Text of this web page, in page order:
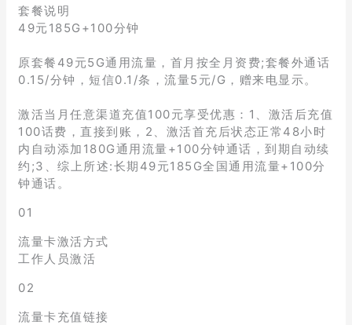
套餐说明
49元185G+100分钟
原套餐49元5G通用流量，首月按全月资费;套餐外通话
0.15/分钟，短信0.1/条，流量5元/G，赠来电显示。
激活当月任意渠道充值100元享受优惠：1、激活后充值
100话费，直接到账，2、激活首充后状态正常48小时
内自动添加180G通用流量+100分钟通话，到期自动续
约;3、综上所述:长期49元185G全国通用流量+100分
钟通话。
01
流量卡激活方式
工作人员激活
02
流量卡充值链接